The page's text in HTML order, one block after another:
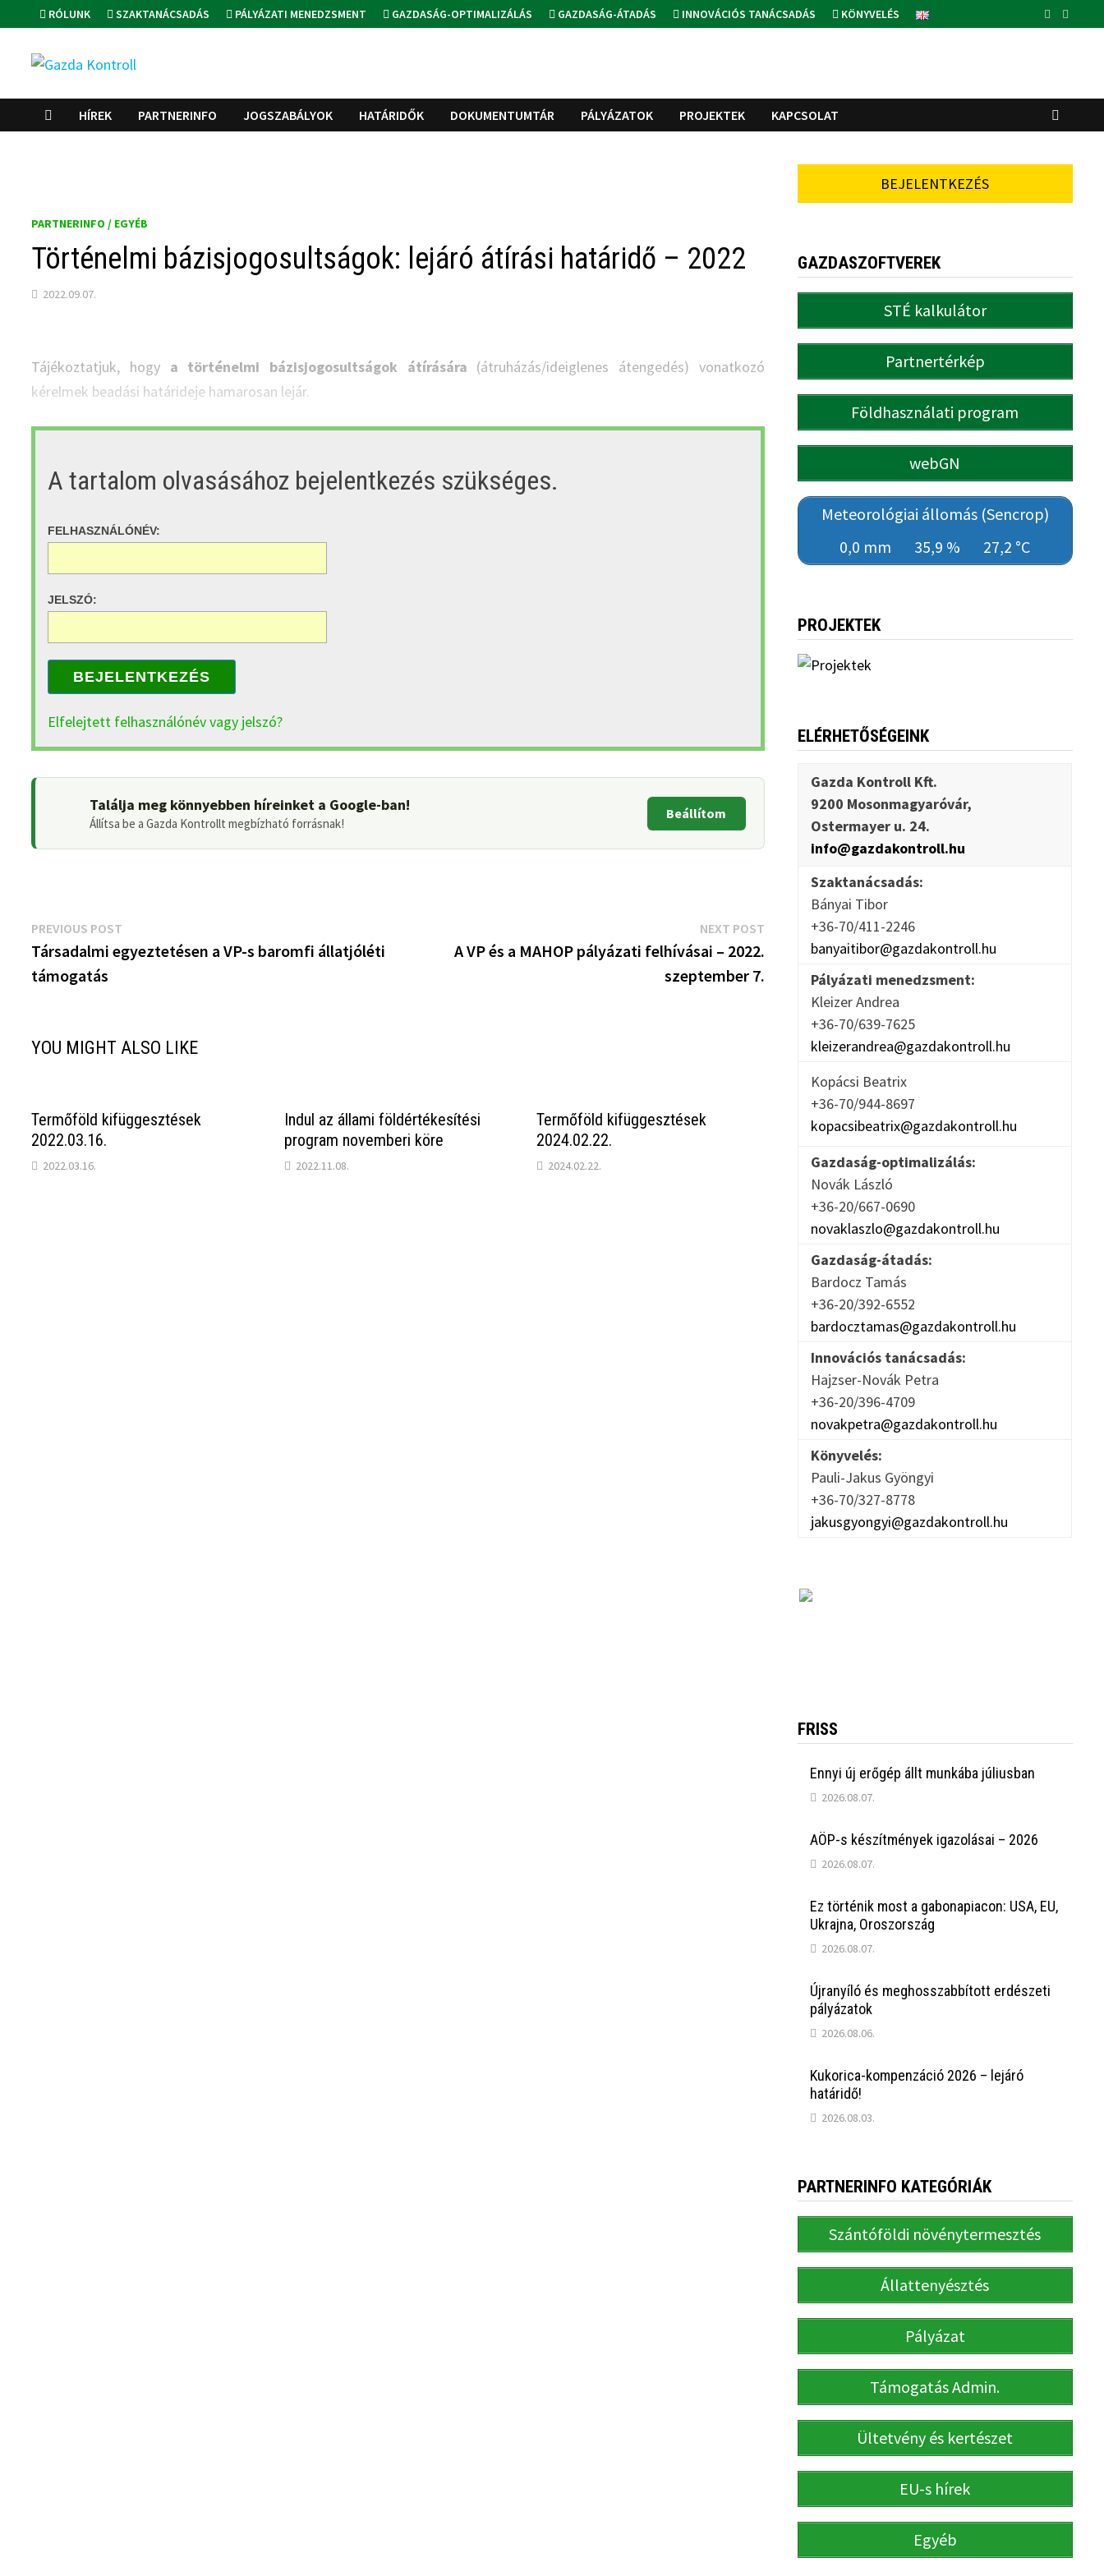
to
content
RÓLUNK SZAKTANÁCSADÁS PÁLYÁZATI MENEDZSMENT GAZDASÁG-OPTIMALIZÁLÁS GAZDASÁG-ÁTADÁS INNOVÁCIÓS TANÁCSADÁS KÖNYVELÉS
HÍREK PARTNERINFO JOGSZABÁLYOK HATÁRIDŐK DOKUMENTUMTÁR PÁLYÁZATOK PROJEKTEK KAPCSOLAT
PARTNERINFO / EGYÉB
Történelmi bázisjogosultságok: lejáró átírási határidő – 2022
2022.09.07.
Tájékoztatjuk, hogy a történelmi bázisjogosultságok átírására (átruházás/ideiglenes átengedés) vonatkozó
kérelmek beadási határideje hamarosan lejár.
A tartalom olvasásához bejelentkezés szükséges.
FELHASZNÁLÓNÉV:
JELSZÓ:
BEJELENTKEZÉS
Elfelejtett felhasználónév vagy jelszó?
Találja meg könnyebben híreinket a Google-ban!
Állítsa be a Gazda Kontrollt megbízható forrásnak!
Beállítom
Bejegyzés
navigáció
PREVIOUS POST
post:
Társadalmi egyeztetésen a VP-s baromfi állatjóléti
támogatás
NEXT POSTNext
A VP és a MAHOP pályázati felhívásai – 2022.
szeptember 7.
YOU MIGHT ALSO LIKE
Termőföld kifüggesztések
2022.03.16.
2022.03.16.
Indul az állami földértékesítési
program novemberi köre
2022.11.08.
Termőföld kifüggesztések
2024.02.22.
2024.02.22.
BEJELENTKEZÉS
GAZDASZOFTVEREK
STÉ kalkulátor
Partnertérkép
Földhasználati program
webGN
Meteorológiai állomás (Sencrop)
0,0 mm
35,9 % 27,2 °C
PROJEKTEK
ELÉRHETŐSÉGEINK
Gazda Kontroll Kft.
9200 Mosonmagyaróvár,
Ostermayer u. 24.
info@gazdakontroll.hu
Szaktanácsadás:
Bányai Tibor
+36-70/411-2246
banyaitibor@gazdakontroll.hu
Pályázati menedzsment:
Kleizer Andrea
+36-70/639-7625
kleizerandrea@gazdakontroll.hu
Kopácsi Beatrix
+36-70/944-8697
kopacsibeatrix@gazdakontroll.hu
Gazdaság-optimalizálás:
Novák László
+36-20/667-0690
novaklaszlo@gazdakontroll.hu
Gazdaság-átadás:
Bardocz Tamás
+36-20/392-6552
bardocztamas@gazdakontroll.hu
Innovációs tanácsadás:
Hajzser-Novák Petra
+36-20/396-4709
novakpetra@gazdakontroll.hu
Könyvelés:
Pauli-Jakus Gyöngyi
+36-70/327-8778
jakusgyongyi@gazdakontroll.hu
FRISS
Ennyi új erőgép állt munkába júliusban
2026.08.07.
AÖP-s készítmények igazolásai – 2026
2026.08.07.
Ez történik most a gabonapiacon: USA, EU,
Ukrajna, Oroszország
2026.08.07.
Újranyíló és meghosszabbított erdészeti
pályázatok
2026.08.06.
Kukorica-kompenzáció 2026 – lejáró
határidő!
2026.08.03.
PARTNERINFO KATEGÓRIÁK
Szántóföldi növénytermesztés
Állattenyésztés
Pályázat
Támogatás Admin.
Ültetvény és kertészet
EU-s hírek
Egyéb